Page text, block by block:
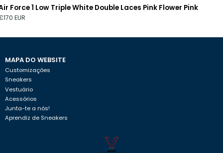
Force 1 Low Triple White Double Laces Pink Flower Pink
EUR
MAPA DO WEBSITE
Customizações
Sneakers
Vestuário
Acessórios
Junta-te a nós!
Aprendiz de Sneakers